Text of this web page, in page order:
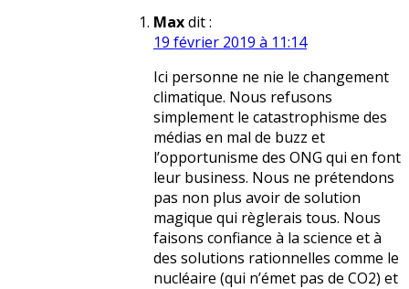
Maxdit :
19 février 2019 à 11:14
Ici personne ne nie le changement
climatique. Nous refusons
simplement le catastrophisme des
médias en mal de buzz et
l’opportunisme des ONG qui en font
leur business. Nous ne prétendons
pas non plus avoir de solution
magique qui règlerais tous. Nous
faisons confiance à la science et à
des solutions rationnelles comme le
nucléaire (qui n’émet pas de CO2) et